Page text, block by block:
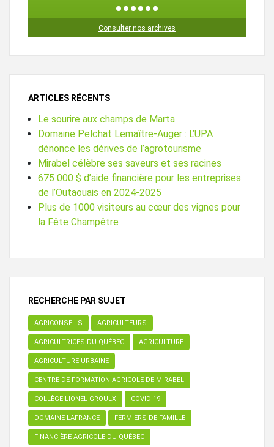
1 2 3 4 5
Consulter nos archives
ARTICLES RÉCENTS
Le sourire aux champs de Marta
Domaine Pelchat Lemaître-Auger : L’UPA
dénonce les dérives de l’agrotourisme
Mirabel célèbre ses saveurs et ses racines
675 000 $ d’aide financière pour les entreprises
de l’Outaouais en 2024-2025
Plus de 1000 visiteurs au cœur des vignes pour
la Fête Champêtre
RECHERCHE PAR SUJET
AGRICONSEILS AGRICULTEURS
AGRICULTRICES DU QUÉBEC AGRICULTURE
AGRICULTURE URBAINE
CENTRE DE FORMATION AGRICOLE DE MIRABEL
COLLÈGE LIONEL-GROULX COVID-19
DOMAINE LAFRANCE FERMIERS DE FAMILLE
FINANCIÈRE AGRICOLE DU QUÉBEC